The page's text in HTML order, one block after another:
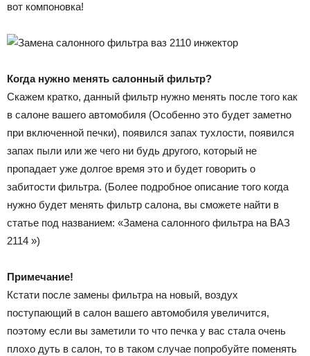
вот компоновка!
Когда нужно менять салонный фильтр?
Скажем кратко, данный фильтр нужно менять после того как
в салоне вашего автомобиля (Особенно это будет заметно
при включенной печки), появился запах тухлости, появился
запах пыли или же чего ни будь другого, который не
пропадает уже долгое время это и будет говорить о
забитости фильтра. (Более подробное описание того когда
нужно будет менять фильтр салона, вы сможете найти в
статье под названием: «Замена салонного фильтра на ВАЗ
2114 »)
Примечание!
Кстати после замены фильтра на новый, воздух
поступающий в салон вашего автомобиля увеличится,
поэтому если вы заметили то что печка у вас стала очень
плохо дуть в салон, то в таком случае попробуйте поменять